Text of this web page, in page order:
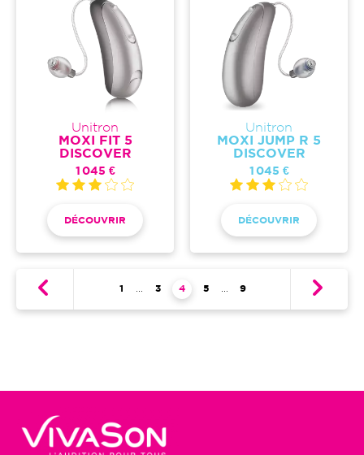
Unitron
MOXI FIT 5
DISCOVER
1 045 €
DÉCOUVRIR
Unitron
MOXI JUMP R 5
DISCOVER
1 045 €
DÉCOUVRIR
Première page
1 Page
3 Page courante
4 Page
5 Dernière page
9